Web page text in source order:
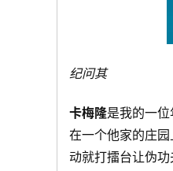
纪问其
卡梅隆是我的一
在一个他家的庄
动就打擂台让伪功